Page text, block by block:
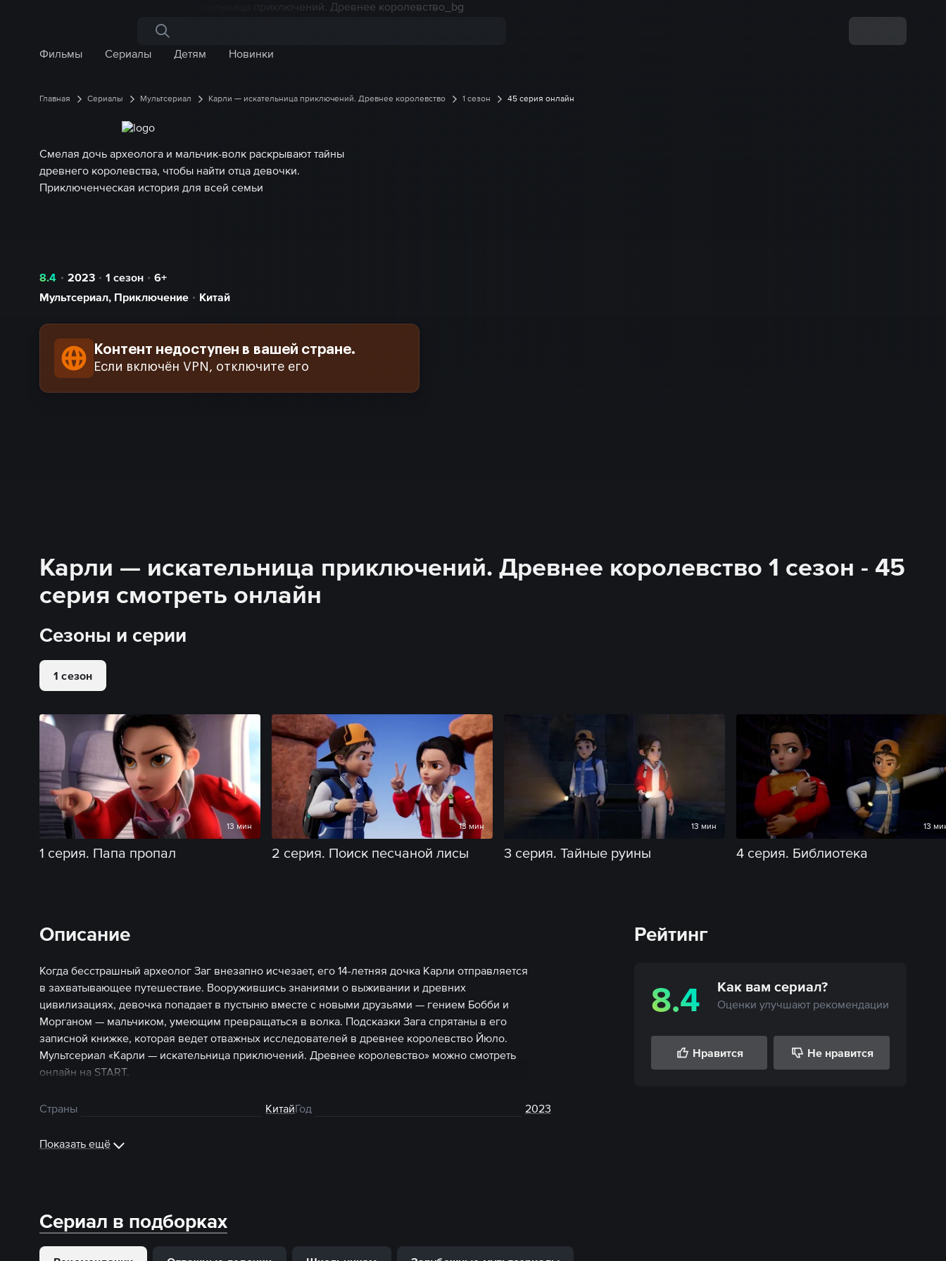
Поиск по сайту
Фильмы
Сериалы Детям Новинки
Главная Сериалы Мультсериал Карли — искательница приключений. Древнее королевство 1 сезон 45 серия онлайн
Смелая дочь археолога и мальчик-волк раскрывают тайны
древнего королевства, чтобы найти отца девочки.
Приключенческая история для всей семьи
8.4 2023 1 сезон
6+
Мультсериал, Приключение Китай
Контент недоступен в вашей стране.
Если включён VPN, отключите его
Карли — искательница приключений. Древнее королевство 1 сезон - 45
серия смотреть онлайн
Сезоны и серии
1 сезон
13 мин
1 серия. Папа пропал
13 мин
2 серия. Поиск песчаной лисы
13 мин
3 серия. Тайные руины
13
4 серия. Библиотека
Описание
Когда бесстрашный археолог Заг внезапно исчезает, его 14-летняя дочка Карли отправляется
в захватывающее путешествие. Вооружившись знаниями о выживании и древних
цивилизациях, девочка попадает в пустыню вместе с новыми друзьями — гением Бобби и
Морганом — мальчиком, умеющим превращаться в волка. Подсказки Зага спрятаны в его
записной книжке, которая ведет отважных исследователей в древнее королевство Йюло.
Мультсериал «Карли — искательница приключений. Древнее королевство» можно смотреть
онлайн на START.
Страны КитайГод 2023
Показать ещё
Рейтинг
8.4 Как вам сериал?
Оценки улучшают рекомендации
Нравится Не нравится
Сериал в подборках